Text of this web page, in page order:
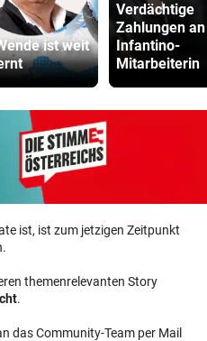
ist weit
Verdächtige
Zahlungen an
Infantino-
Mitarbeiterin
ist, ist zum jetzigen Zeitpunkt
themenrelevanten Story
.
das Community-Team per Mail